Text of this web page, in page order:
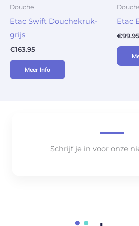
Douche
Etac Swift Douchekruk-
grijs
€163.95
Meer Info
Etac
€99.95
Schrijf je in voor onze